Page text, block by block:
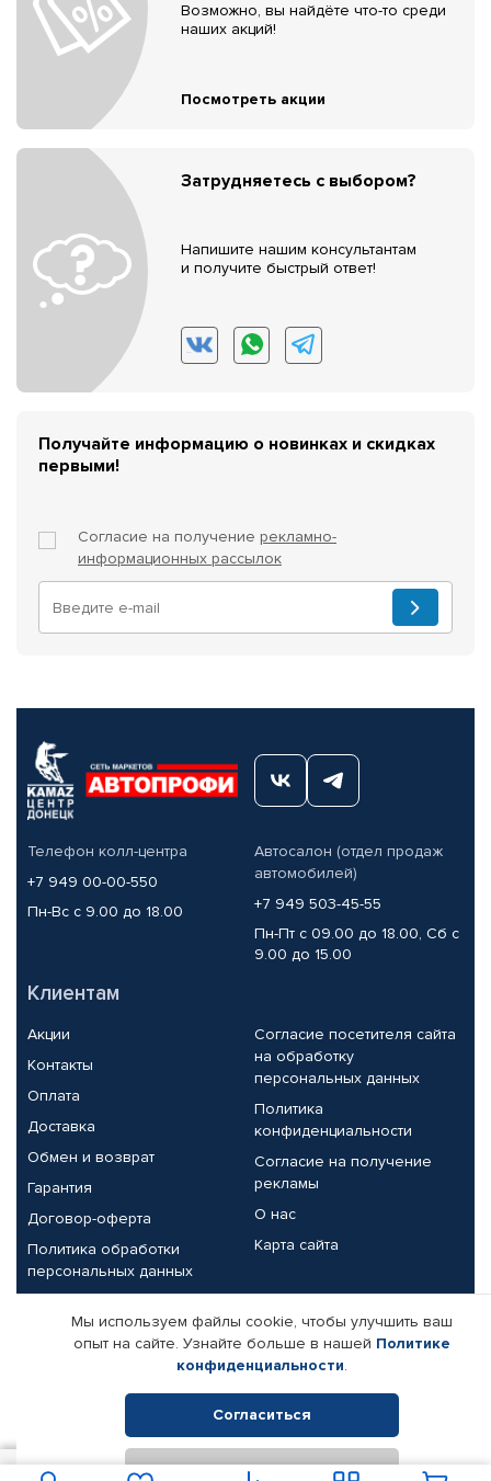
Возможно, вы найдёте что-то среди
наших акций!
Посмотреть акции
Затрудняетесь с выбором?
Напишите нашим консультантам
и получите быстрый ответ!
Получайте информацию о новинках и скидках
первыми!
Согласие на получение рекламно-
информационных рассылок
Телефон колл-центра
+7 949 00-00-550
Пн-Вс с 9.00 до 18.00
Автосалон (отдел продаж
автомобилей)
+7 949 503-45-55
Пн-Пт с 09.00 до 18.00, Сб с
9.00 до 15.00
Клиентам
Акции
Контакты
Оплата
Доставка
Обмен и возврат
Гарантия
Договор-оферта
Политика обработки
персональных данных
Согласие посетителя сайта
на обработку
персональных данных
Политика
конфиденциальности
Согласие на получение
рекламы
О нас
Карта сайта
Партнерам
Корпоративным клиентам
Поставщикам
Реквизиты компании
© КАМАЗ ЦЕНТР ДОНЕЦК, 2015-2026. Все права защищены.
Мы используем файлы cookie, чтобы улучшить ваш
опыт на сайте. Узнайте больше в нашей Политике
конфиденциальности.
Согласиться
Отклонить